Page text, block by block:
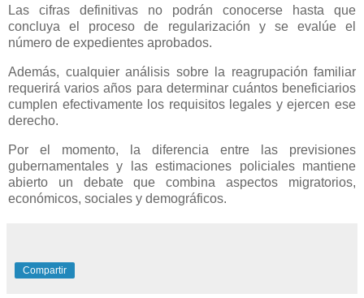
Las cifras definitivas no podrán conocerse hasta que
concluya el proceso de regularización y se evalúe el
número de expedientes aprobados.
Además, cualquier análisis sobre la reagrupación familiar
requerirá varios años para determinar cuántos beneficiarios
cumplen efectivamente los requisitos legales y ejercen ese
derecho.
Por el momento, la diferencia entre las previsiones
gubernamentales y las estimaciones policiales mantiene
abierto un debate que combina aspectos migratorios,
económicos, sociales y demográficos.
Compartir